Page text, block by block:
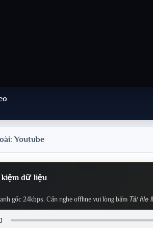
Youtube
dữ liệu
gốc 24kbps. Cần nghe offline vui lòng bấm Tải file